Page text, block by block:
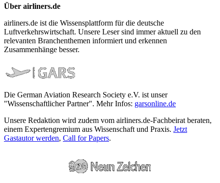
Über airliners.de
airliners.de ist die Wissensplattform für die deutsche
Luftverkehrswirtschaft. Unsere Leser sind immer aktuell zu den
relevanten Branchenthemen informiert und erkennen
Zusammenhänge besser.
Die German Aviation Research Society e.V. ist unser
"Wissenschaftlicher Partner". Mehr Infos: garsonline.de
Unsere Redaktion wird zudem vom airliners.de-Fachbeirat beraten,
einem Expertengremium aus Wissenschaft und Praxis. Jetzt
Gastautor werden, Call for Papers.